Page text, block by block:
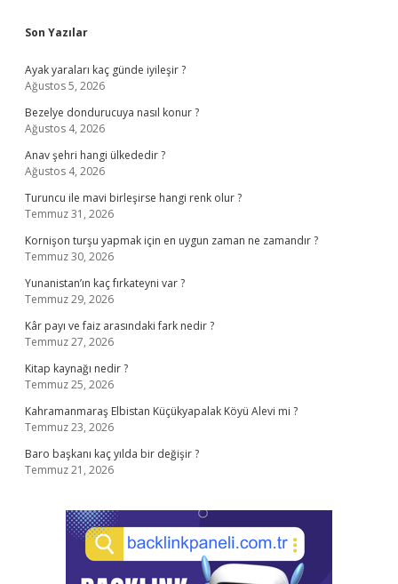
Sidebar
Son Yazılar
Ayak yaraları kaç günde iyileşir ?
Ağustos 5, 2026
Bezelye dondurucuya nasıl konur ?
Ağustos 4, 2026
Anav şehri hangi ülkededir ?
Ağustos 4, 2026
Turuncu ile mavi birleşirse hangi renk olur ?
Temmuz 31, 2026
Kornişon turşu yapmak için en uygun zaman ne zamandır ?
Temmuz 30, 2026
Yunanistan’ın kaç fırkateyni var ?
Temmuz 29, 2026
Kâr payı ve faiz arasındaki fark nedir ?
Temmuz 27, 2026
Kitap kaynağı nedir ?
Temmuz 25, 2026
Kahramanmaraş Elbistan Küçükyapalak Köyü Alevi mi ?
Temmuz 23, 2026
Baro başkanı kaç yılda bir değişir ?
Temmuz 21, 2026